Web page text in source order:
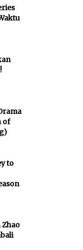
of
to
Zhao